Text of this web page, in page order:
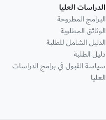
الدراسات العليا
البرامج المطروحة
الوثائق المطلوبة
الدليل الشامل للطلبة
دليل الطلبة
سياسة القبول في برامج الدراسات
العليا